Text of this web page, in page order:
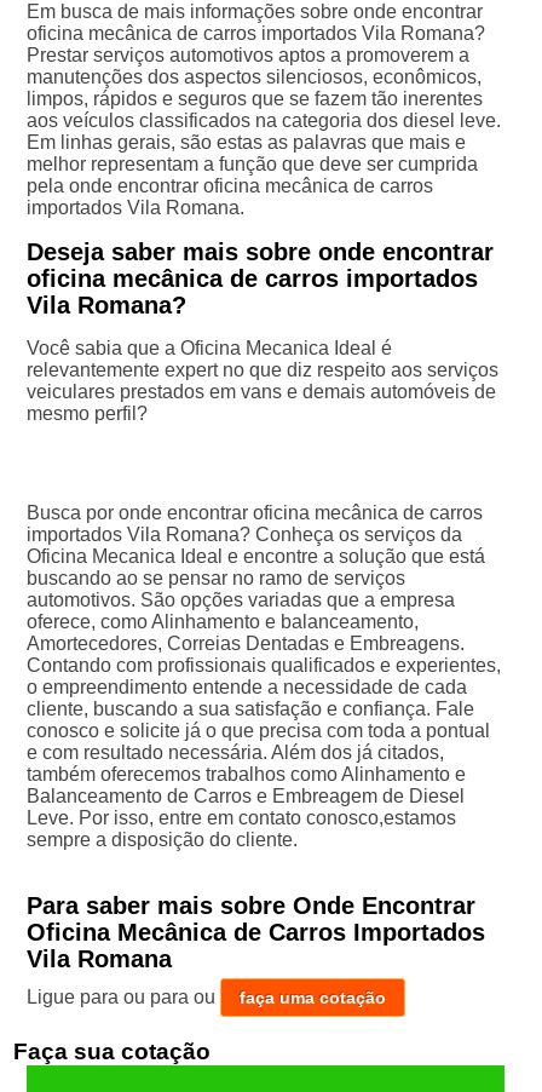
Em busca de mais informações sobre onde encontrar
oficina mecânica de carros importados Vila Romana?
Prestar serviços automotivos aptos a promoverem a
manutenções dos aspectos silenciosos, econômicos,
limpos, rápidos e seguros que se fazem tão inerentes
aos veículos classificados na categoria dos diesel leve.
Em linhas gerais, são estas as palavras que mais e
melhor representam a função que deve ser cumprida
pela onde encontrar oficina mecânica de carros
importados Vila Romana.
Deseja saber mais sobre onde encontrar
oficina mecânica de carros importados
Vila Romana?
Você sabia que a Oficina Mecanica Ideal é
relevantemente expert no que diz respeito aos serviços
veiculares prestados em vans e demais automóveis de
mesmo perfil?
Busca por onde encontrar oficina mecânica de carros
importados Vila Romana? Conheça os serviços da
Oficina Mecanica Ideal e encontre a solução que está
buscando ao se pensar no ramo de serviços
automotivos. São opções variadas que a empresa
oferece, como Alinhamento e balanceamento,
Amortecedores, Correias Dentadas e Embreagens.
Contando com profissionais qualificados e experientes,
o empreendimento entende a necessidade de cada
cliente, buscando a sua satisfação e confiança. Fale
conosco e solicite já o que precisa com toda a pontual
e com resultado necessária. Além dos já citados,
também oferecemos trabalhos como Alinhamento e
Balanceamento de Carros e Embreagem de Diesel
Leve. Por isso, entre em contato conosco,estamos
sempre a disposição do cliente.
Para saber mais sobre Onde Encontrar
Oficina Mecânica de Carros Importados
Vila Romana
Ligue para ou para ou faça uma cotação
Faça sua cotação